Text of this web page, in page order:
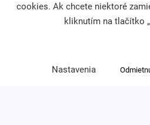
Podporte nás
Nefinančné dary
cookies. Ak chcete niektoré
kliknutím na tlačítko
Nastavenia